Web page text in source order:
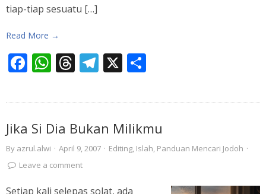
tiap-tiap sesuatu […]
Read More →
Facebook
WhatsApp
Threads
Telegram
X
Jika Si Dia Bukan Milikmu
By azrul.alwi · April 9, 2007 · Editing, Islah, Panduan Mencari Jodoh ·
Leave a comment
Setiap kali selepas solat, ada